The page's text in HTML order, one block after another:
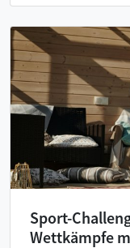
Sport-
Wettkämpfe